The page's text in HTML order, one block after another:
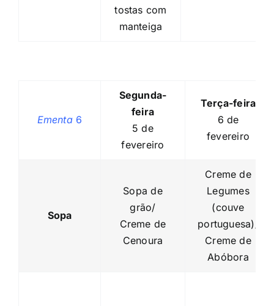
tostas com
manteiga
Ementa 6
Segunda-
feira
5 de
fevereiro
Terça-feira
6 de
fevereiro
Sopa
Sopa de
grão/
Creme de
Cenoura
Creme de
Legumes
(couve
portuguesa)/
Creme de
Abóbora